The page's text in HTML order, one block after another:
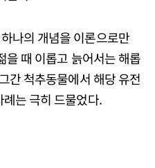
나의 개념을 이론으로만
을 때 이롭고 늙어서는 해롭
간 척추동물에서 해당 유전
는 극히 드물었다.